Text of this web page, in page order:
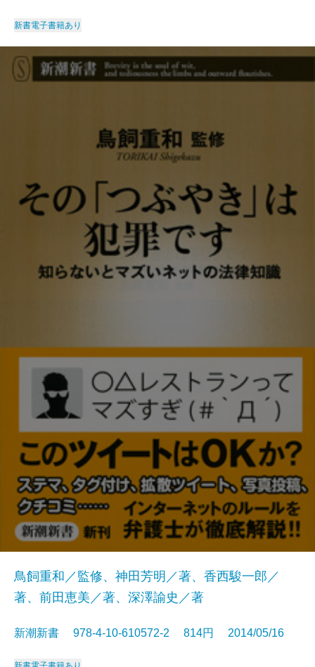
新書電子書籍あり
鳥飼重和／監修、神田芳明／著、香西駿一郎／
著、前田恵美／著、深澤諭史／著
新潮新書 978-4-10-610572-2 814円 2014/05/16